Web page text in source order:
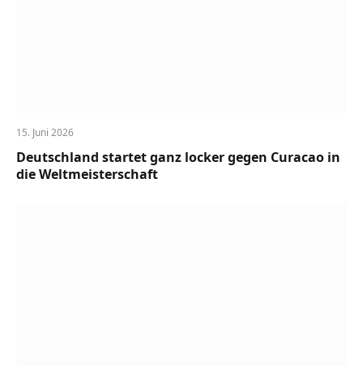
15. Juni 2026
Deutschland startet ganz locker gegen Curacao in
die Weltmeisterschaft